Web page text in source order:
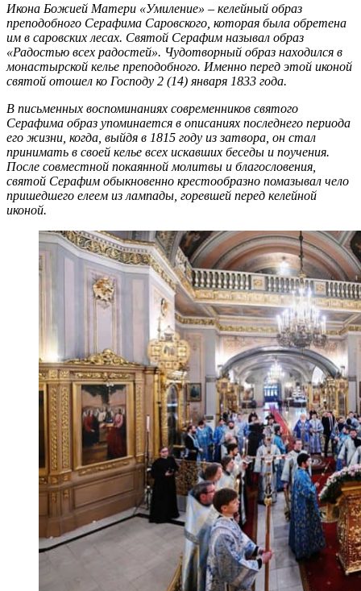
Икона Божией Матери «Умиление» – келейный образ
преподобного Серафима Саровского, которая была обретена
им в саровских лесах. Святой Серафим называл образ
«Радостью всех радостей». Чудотворный образ находился в
монастырской келье преподобного. Именно перед этой иконой
святой отошел ко Господу 2 (14) января 1833 года.
В письменных воспоминаниях современников святого
Серафима образ упоминается в описаниях последнего периода
его жизни, когда, выйдя в 1815 году из затвора, он стал
принимать в своей келье всех искавших беседы и поучения.
После совместной покаянной молитвы и благословения,
святой Серафим обыкновенно крестообразно помазывал чело
пришедшего елеем из лампады, горевшей перед келейной
иконой.